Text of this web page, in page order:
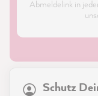
Abmeldelink in
Schutz
21.867